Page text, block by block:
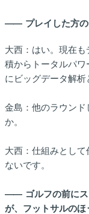
―― プレイした方
大西：はい。現在
積からトータルパ
にビッグデータ解析
金島：他のラウン
か。
大西：仕組みとし
ないです。
―― ゴルフの前に
が、フットサルの